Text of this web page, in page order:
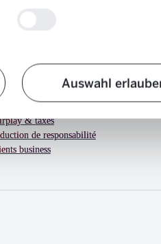
Auswahl
& taxes
de responsabilité
business